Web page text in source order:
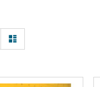
Ansicht
als
Raster